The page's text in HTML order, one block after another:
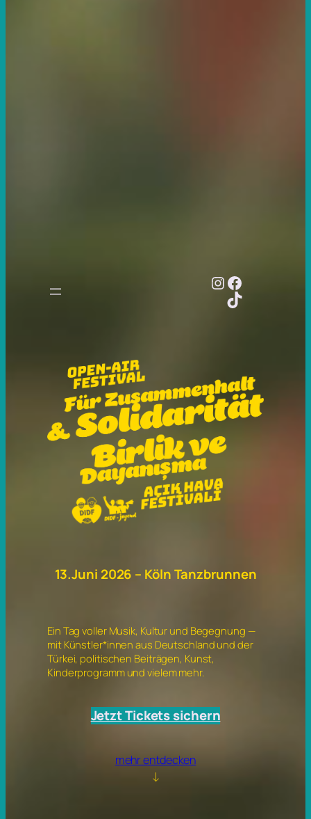
Instagram Facebook
TikTok
13.Juni 2026 – Köln Tanzbrunnen
Ein Tag voller Musik, Kultur und Begegnung —
mit Künstler*innen aus Deutschland und der
Türkei, politischen Beiträgen, Kunst,
Kinderprogramm und vielem mehr.
Jetzt Tickets sichern
mehr entdecken
↓